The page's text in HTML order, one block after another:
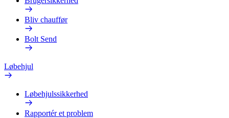
Bliv chauffør
Bolt Send
Løbehjul
Løbehjulssikkerhed
Rapportér et problem